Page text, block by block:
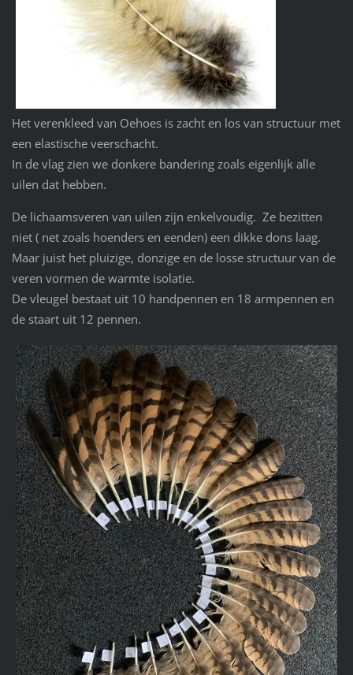
Het verenkleed van Oehoes is zacht en los van structuur met
een elastische veerschacht.
In de vlag zien we donkere bandering zoals eigenlijk alle
uilen dat hebben.
De lichaamsveren van uilen zijn enkelvoudig. Ze bezitten
niet ( net zoals hoenders en eenden) een dikke dons laag.
Maar juist het pluizige, donzige en de losse structuur van de
veren vormen de warmte isolatie.
De vleugel bestaat uit 10 handpennen en 18 armpennen en
de staart uit 12 pennen.